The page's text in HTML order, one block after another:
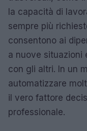
la capacità di
sempre più
consentono ai
a nuove situazioni
con gli altri. In un
automatizzare
il vero fattore
professionale.